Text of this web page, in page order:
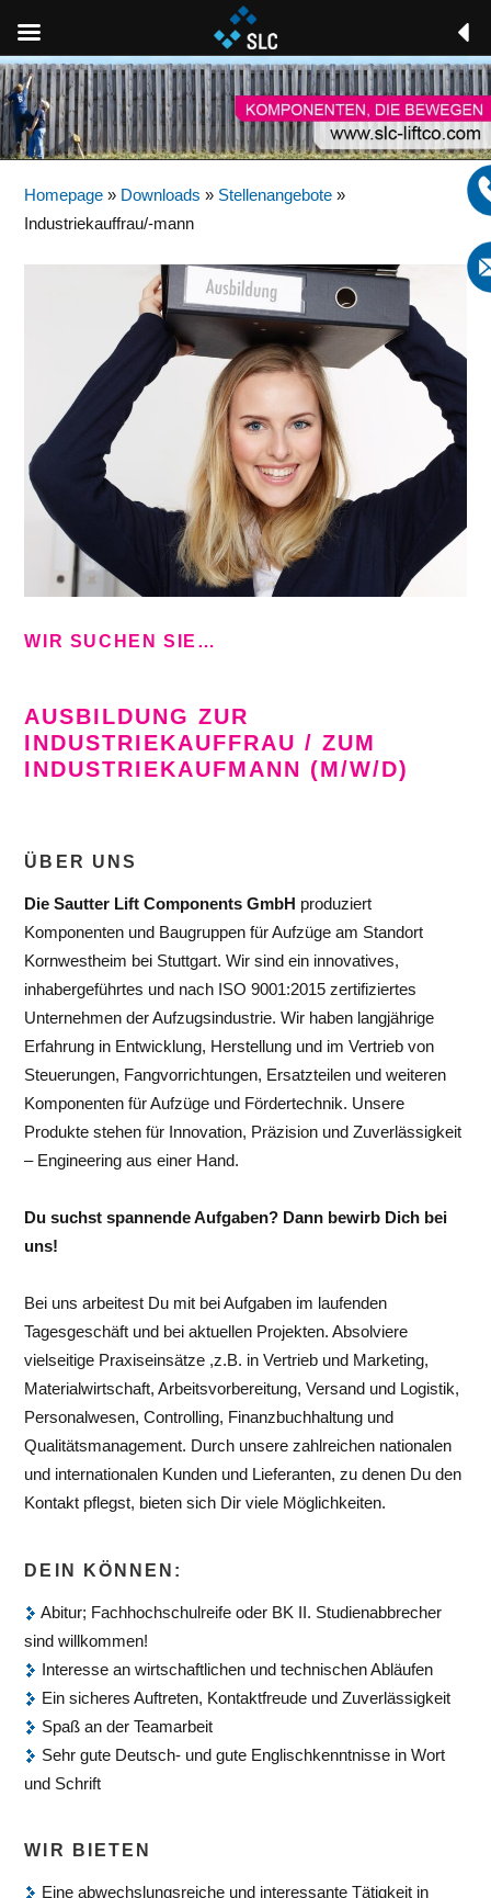
Homepage » Downloads » Stellenangebote »
Industriekauffrau/-mann
WIR SUCHEN SIE…
AUSBILDUNG ZUR
INDUSTRIEKAUFFRAU / ZUM
INDUSTRIEKAUFMANN (M/W/D)
ÜBER UNS
Die Sautter Lift Components GmbH produziert
Komponenten und Baugruppen für Aufzüge am Standort
Kornwestheim bei Stuttgart. Wir sind ein innovatives,
inhabergeführtes und nach ISO 9001:2015 zertifiziertes
Unternehmen der Aufzugsindustrie. Wir haben langjährige
Erfahrung in Entwicklung, Herstellung und im Vertrieb von
Steuerungen, Fangvorrichtungen, Ersatzteilen und weiteren
Komponenten für Aufzüge und Fördertechnik. Unsere
Produkte stehen für Innovation, Präzision und Zuverlässigkeit
– Engineering aus einer Hand.
Du suchst spannende Aufgaben? Dann bewirb Dich bei
uns!
Bei uns arbeitest Du mit bei Aufgaben im laufenden
Tagesgeschäft und bei aktuellen Projekten. Absolviere
vielseitige Praxiseinsätze ,z.B. in Vertrieb und Marketing,
Materialwirtschaft, Arbeitsvorbereitung, Versand und Logistik,
Personalwesen, Controlling, Finanzbuchhaltung und
Qualitätsmanagement. Durch unsere zahlreichen nationalen
und internationalen Kunden und Lieferanten, zu denen Du den
Kontakt pflegst, bieten sich Dir viele Möglichkeiten.
DEIN KÖNNEN:
Abitur; Fachhochschulreife oder BK II. Studienabbrecher
sind willkommen!
Interesse an wirtschaftlichen und technischen Abläufen
Ein sicheres Auftreten, Kontaktfreude und Zuverlässigkeit
Spaß an der Teamarbeit
Sehr gute Deutsch- und gute Englischkenntnisse in Wort
und Schrift
WIR BIETEN
Eine abwechslungsreiche und interessante Tätigkeit in